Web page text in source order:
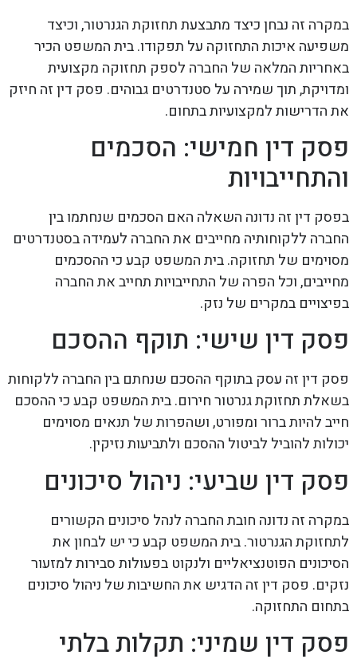
במקרה זה נבחן כיצד מתבצעת תחזוקת הגנרטור, וכיצד
משפיעה איכות התחזוקה על תפקודו. בית המשפט הכיר
באחריות המלאה של החברה לספק תחזוקה מקצועית
ומדויקת, תוך שמירה על סטנדרטים גבוהים. פסק דין זה חיזק
את הדרישות למקצועיות בתחום.
פסק דין חמישי: הסכמים
והתחייבויות
בפסק דין זה נדונה השאלה האם הסכמים שנחתמו בין
החברה ללקוחותיה מחייבים את החברה לעמידה בסטנדרטים
מסוימים של תחזוקה. בית המשפט קבע כי ההסכמים
מחייבים, וכל הפרה של התחייבויות תחייב את החברה
בפיצויים במקרים של נזק.
פסק דין שישי: תוקף ההסכם
פסק דין זה עסק בתוקף ההסכם שנחתם בין החברה ללקוחות
בשאלת תחזוקת גנרטור חירום. בית המשפט קבע כי ההסכם
חייב להיות ברור ומפורט, ושהפרות של תנאים מסוימים
יכולות להוביל לביטול ההסכם ולתביעות נזיקין.
פסק דין שביעי: ניהול סיכונים
במקרה זה נדונה חובת החברה לנהל סיכונים הקשורים
לתחזוקת הגנרטור. בית המשפט קבע כי יש לבחון את
הסיכונים הפוטנציאליים ולנקוט בפעולות סבירות למזעור
נזקים. פסק דין זה הדגיש את החשיבות של ניהול סיכונים
בתחום התחזוקה.
פסק דין שמיני: תקלות בלתי